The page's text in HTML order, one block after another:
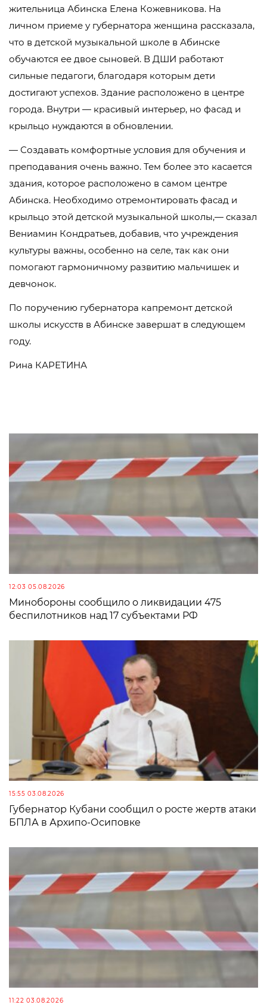
жительница Абинска Елена Кожевникова. На
личном приеме у губернатора женщина рассказала,
что в детской музыкальной школе в Абинске
обучаются ее двое сыновей. В ДШИ работают
сильные педагоги, благодаря которым дети
достигают успехов. Здание расположено в центре
города. Внутри — красивый интерьер, но фасад и
крыльцо нуждаются в обновлении.
— Создавать комфортные условия для обучения и
преподавания очень важно. Тем более это касается
здания, которое расположено в самом центре
Абинска. Необходимо отремонтировать фасад и
крыльцо этой детской музыкальной школы,— сказал
Вениамин Кондратьев, добавив, что учреждения
культуры важны, особенно на селе, так как они
помогают гармоничному развитию мальчишек и
девчонок.
По поручению губернатора капремонт детской
школы искусств в Абинске завершат в следующем
году.
Рина КАРЕТИНА
12:03 05.08.2026
Минобороны сообщило о ликвидации 475
беспилотников над 17 субъектами РФ
15:55 03.08.2026
Губернатор Кубани сообщил о росте жертв атаки
БПЛА в Архипо-Осиповке
11:22 03.08.2026